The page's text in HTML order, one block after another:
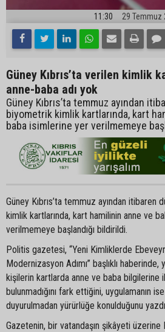
11:30 29 Temmuz
Güney Kıbrıs’ta verilen kimlik
anne-baba adı yok
Güney Kıbrıs’ta temmuz ayından
biyometrik kimlik kartlarında, kart
baba isimlerine yer verilmemeye
Güney Kıbrıs’ta temmuz ayından itibaren
kimlik kartlarında, kart hamilinin anne ve
verilmemeye başlandığı bildirildi.
Politis gazetesi, “Yeni Kimliklerde
Modernizasyon Adımı” başlıklı haberinde,
kişilerin kartlarda anne ve baba bilgilerine
bulunmadığını fark ettiğini, uygulamanın
duyurulmadan yürürlüğe konulduğunu
Gazetenin, bir vatandaşın şikâyeti üzerine